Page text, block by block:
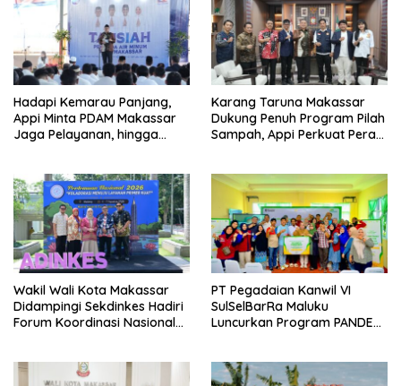
Hadapi Kemarau Panjang,
Appi Minta PDAM Makassar
Jaga Pelayanan, hingga
Karang Taruna Makassar
Dukung Penuh Program Pilah
Sampah, Appi Perkuat Peran
Wakil Wali Kota Makassar
Didampingi Sekdinkes Hadiri
Forum Koordinasi Nasional
Malaria
PT Pegadaian Kanwil VI
SulSelBarRa Maluku
Luncurkan Program PANDE